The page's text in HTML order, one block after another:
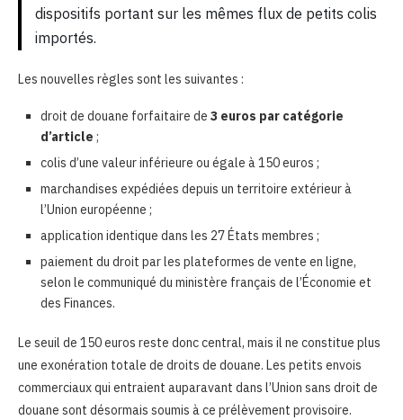
dispositifs portant sur les mêmes flux de petits colis
importés.
Les nouvelles règles sont les suivantes :
droit de douane forfaitaire de 3 euros par catégorie
d’article ;
colis d’une valeur inférieure ou égale à 150 euros ;
marchandises expédiées depuis un territoire extérieur à
l’Union européenne ;
application identique dans les 27 États membres ;
paiement du droit par les plateformes de vente en ligne,
selon le communiqué du ministère français de l’Économie et
des Finances.
Le seuil de 150 euros reste donc central, mais il ne constitue plus
une exonération totale de droits de douane. Les petits envois
commerciaux qui entraient auparavant dans l’Union sans droit de
douane sont désormais soumis à ce prélèvement provisoire.